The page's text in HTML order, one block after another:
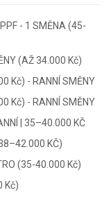
- 1 SMĚNA (45-
(AŽ 34.000 Kč)
Kč) - RANNÍ SMĚNY
Kč) - RANNÍ SMĚNY
| 35–40.000 KČ
KČ)
(35-40.000 Kč)
Kč)